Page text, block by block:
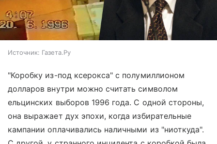
Источник: Газета.Ру
"Коробку из-под ксерокса" с полумиллионом
долларов внутри можно считать символом
ельцинских выборов 1996 года. С одной стороны,
она выражает дух эпохи, когда избирательные
кампании оплачивались наличными из "ниоткуда".